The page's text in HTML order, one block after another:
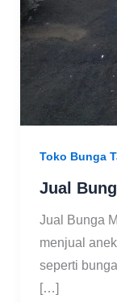
Toko Bunga
Jual
Jual Bunga
menjual
seperti
[…]